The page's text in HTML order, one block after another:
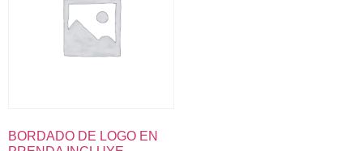
BORDADO DE LOGO EN